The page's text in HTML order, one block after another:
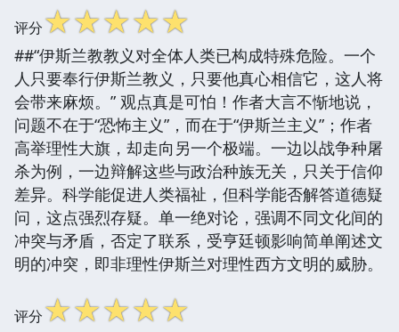
评分☆☆☆☆☆
##“伊斯兰教教义对全体人类已构成特殊危险。一个
人只要奉行伊斯兰教义，只要他真心相信它，这人将
会带来麻烦。” 观点真是可怕！作者大言不惭地说，
问题不在于“恐怖主义”，而在于“伊斯兰主义”；作者
高举理性大旗，却走向另一个极端。一边以战争种屠
杀为例，一边辩解这些与政治种族无关，只关于信仰
差异。科学能促进人类福祉，但科学能否解答道德疑
问，这点强烈存疑。单一绝对论，强调不同文化间的
冲突与矛盾，否定了联系，受亨廷顿影响简单阐述文
明的冲突，即非理性伊斯兰对理性西方文明的威胁。
评分☆☆☆☆☆